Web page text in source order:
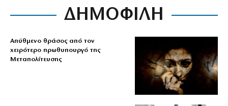
ΔΗΜΟΦΙΛΗ
Απύθμενο θράσος από τον
χειρότερο πρωθυπουργό της
Μεταπολίτευσης